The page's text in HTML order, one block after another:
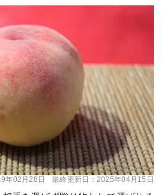
年02月28日 最終更新日： 2025年04月15日